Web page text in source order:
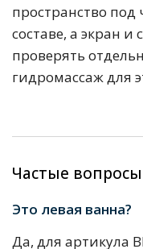
пространство под
составе, а экран
проверять
гидромассаж для
Частые вопросы
Это левая ванна?
Да, для артикула